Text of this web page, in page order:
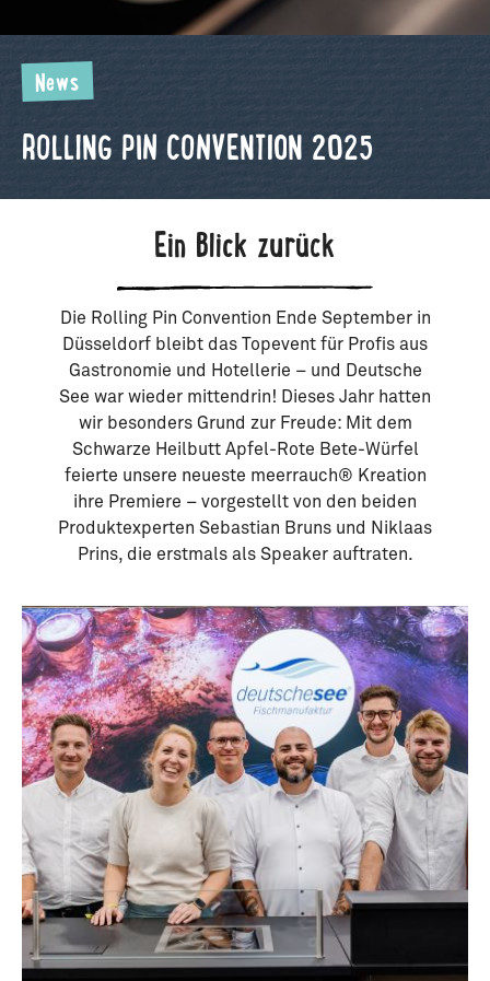
News
ROLLING PIN CONVENTION 2025
Ein Blick zurück
Die Rolling Pin Convention Ende September in
Düsseldorf bleibt das Topevent für Profis aus
Gastronomie und Hotellerie – und Deutsche
See war wieder mittendrin! Dieses Jahr hatten
wir besonders Grund zur Freude: Mit dem
Schwarze Heilbutt Apfel-Rote Bete-Würfel
feierte unsere neueste meerrauch® Kreation
ihre Premiere – vorgestellt von den beiden
Produktexperten Sebastian Bruns und Niklaas
Prins, die erstmals als Speaker auftraten.